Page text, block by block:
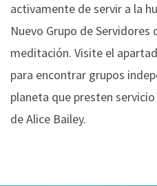
activamente de servir a la
Nuevo Grupo de
meditación. Visite el
para encontrar grupos
planeta que presten
de Alice Bailey.